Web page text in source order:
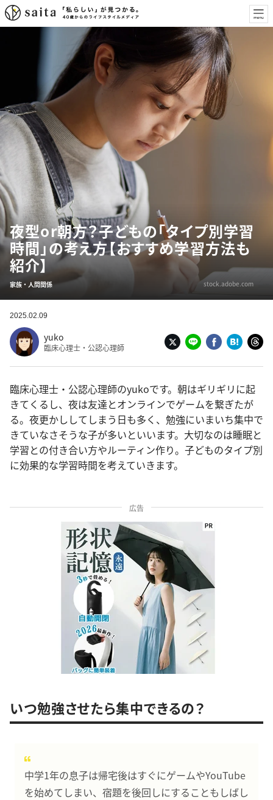
夜型or朝方？子どもの「タイプ別学習
時間」の考え方【おすすめ学習方法も
紹介】
家族・人間関係 stock.adobe.com
2025.02.09
yuko
臨床心理士・公認心理師
臨床心理士・公認心理師のyukoです。朝はギリギリに起
きてくるし、夜は友達とオンラインでゲームを繋ぎたが
る。夜更かししてしまう日も多く、勉強にいまいち集中で
きていなさそうな子が多いといいます。大切なのは睡眠と
学習との付き合い方やルーティン作り。子どものタイプ別
に効果的な学習時間を考えていきます。
広告
いつ勉強させたら集中できるの？
中学1年の息子は帰宅後はすぐにゲームやYouTube
を始めてしまい、宿題を後回しにすることもしばし